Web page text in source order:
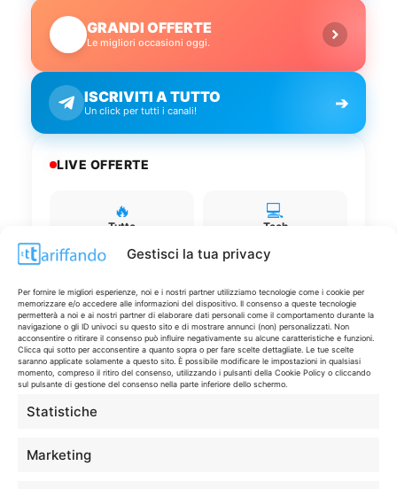
Gestisci la tua privacy
Per fornire le migliori esperienze, noi e i nostri partner utilizziamo tecnologie come i cookie per
memorizzare e/o accedere alle informazioni del dispositivo. Il consenso a queste tecnologie
permetterà a noi e ai nostri partner di elaborare dati personali come il comportamento durante la
navigazione o gli ID univoci su questo sito e di mostrare annunci (non) personalizzati. Non
acconsentire o ritirare il consenso può influire negativamente su alcune caratteristiche e funzioni.
Clicca qui sotto per acconsentire a quanto sopra o per fare scelte dettagliate. Le tue scelte
saranno applicate solamente a questo sito. È possibile modificare le impostazioni in qualsiasi
momento, compreso il ritiro del consenso, utilizzando i pulsanti della Cookie Policy o cliccando
sul pulsante di gestione del consenso nella parte inferiore dello schermo.
Statistiche
Marketing
GRANDI OFFERTE
Le migliori occasioni oggi.
ISCRIVITI A TUTTO
Un click per tutti i canali! ➔
LIVE OFFERTE
🔥
Tutte
💻
Tech
Spesa Moda
🏠
Casa
💎
Extra